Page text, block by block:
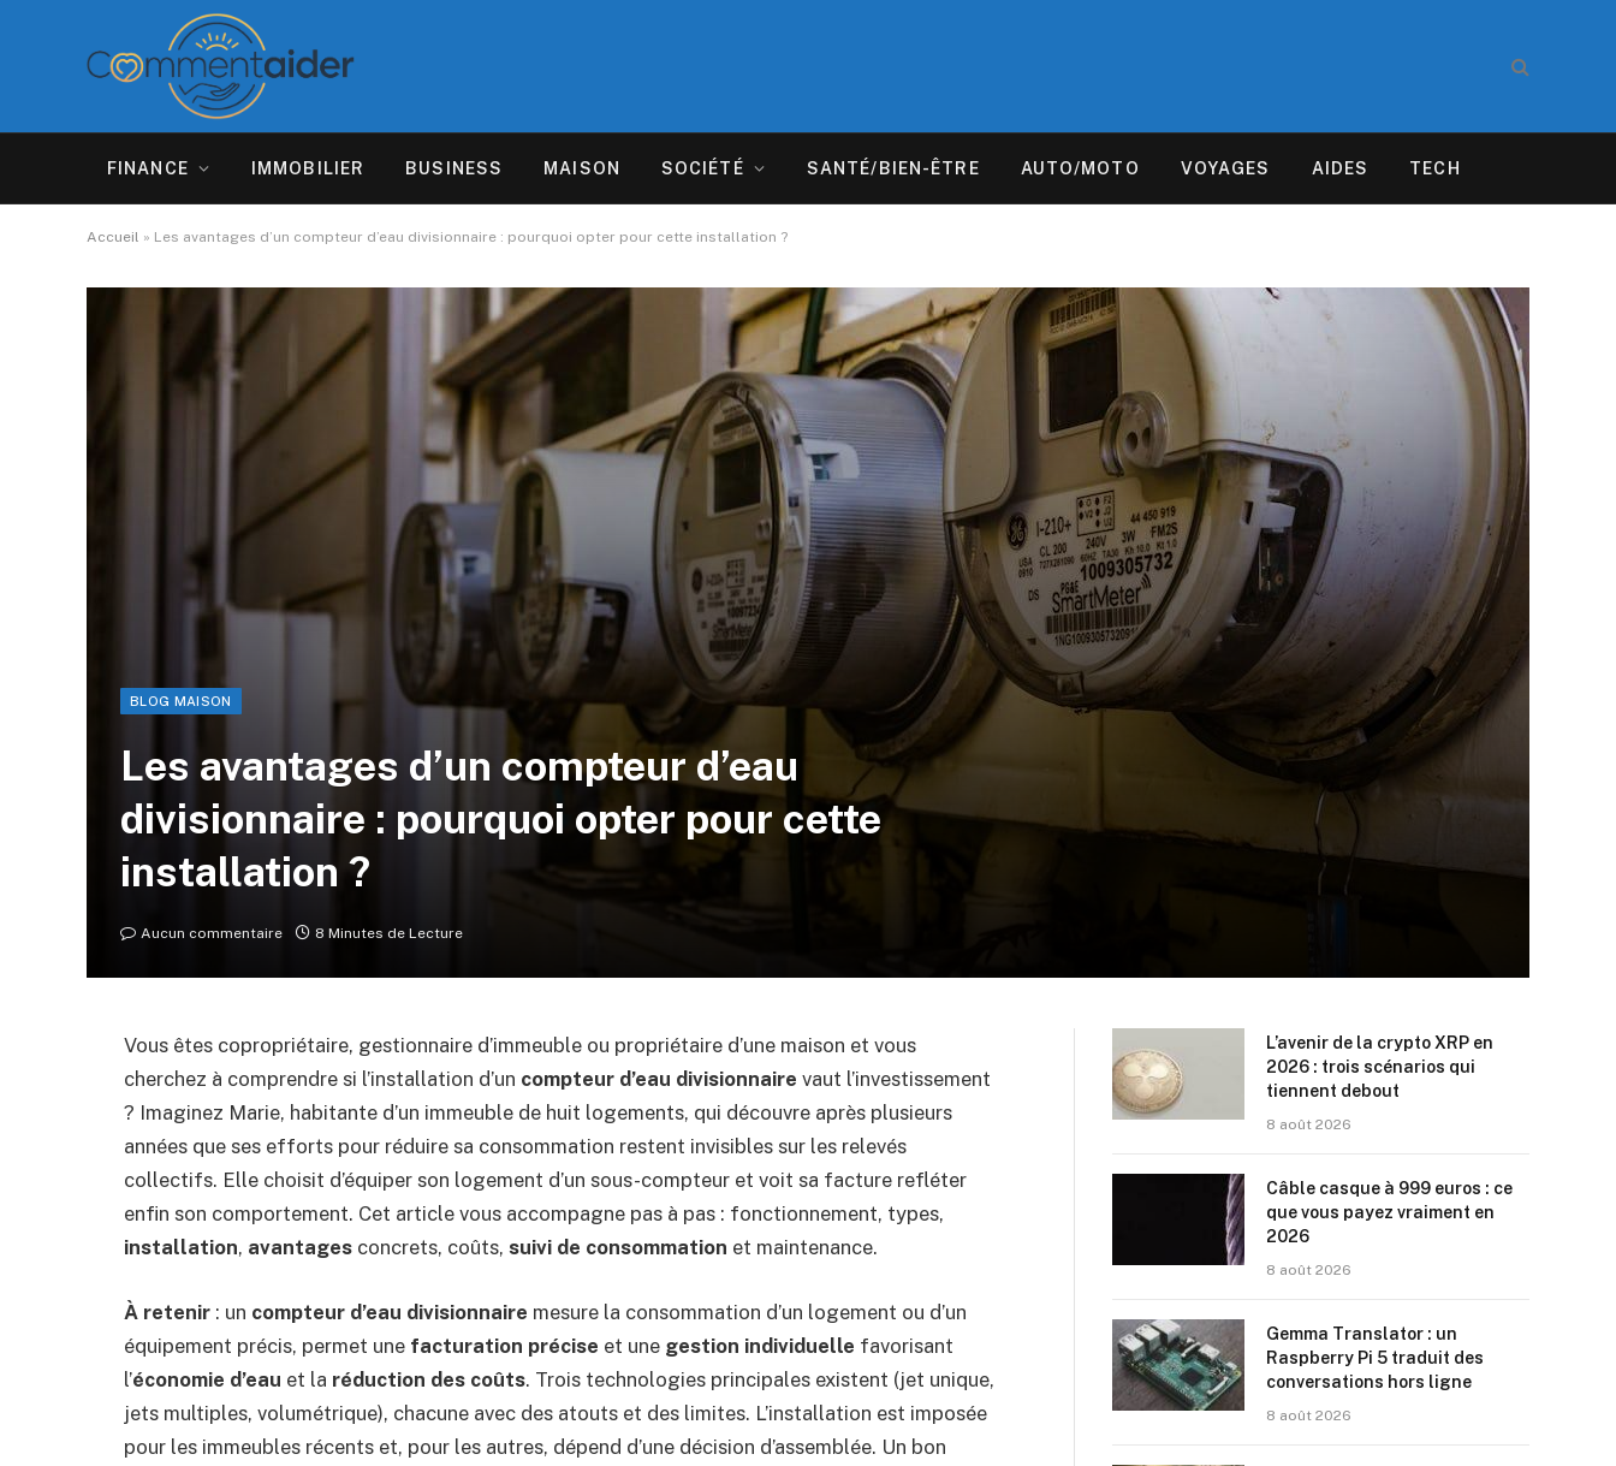
FINANCE IMMOBILIER BUSINESS MAISON SOCIÉTÉ SANTÉ/BIEN-ÊTRE AUTO/MOTO VOYAGES AIDES TECH
Accueil » Les avantages d’un compteur d’eau divisionnaire : pourquoi opter pour cette installation ?
BLOG MAISON
Les avantages d’un compteur d’eau
divisionnaire : pourquoi opter pour cette
installation ?
Aucun commentaire 8 Minutes de Lecture
Vous êtes copropriétaire, gestionnaire d’immeuble ou propriétaire d’une maison et vous
cherchez à comprendre si l’installation d’un compteur d’eau divisionnaire vaut l’investissement
? Imaginez Marie, habitante d’un immeuble de huit logements, qui découvre après plusieurs
années que ses efforts pour réduire sa consommation restent invisibles sur les relevés
collectifs. Elle choisit d’équiper son logement d’un sous-compteur et voit sa facture refléter
enfin son comportement. Cet article vous accompagne pas à pas : fonctionnement, types,
installation, avantages concrets, coûts, suivi de consommation et maintenance.
À retenir : un compteur d’eau divisionnaire mesure la consommation d’un logement ou d’un
équipement précis, permet une facturation précise et une gestion individuelle favorisant
l’économie d’eau et la réduction des coûts. Trois technologies principales existent (jet unique,
jets multiples, volumétrique), chacune avec des atouts et des limites. L’installation est imposée
pour les immeubles récents et, pour les autres, dépend d’une décision d’assemblée. Un bon
L’avenir de la crypto XRP en
2026 : trois scénarios qui
tiennent debout
8 août 2026
Câble casque à 999 euros : ce
que vous payez vraiment en
2026
8 août 2026
Gemma Translator : un
Raspberry Pi 5 traduit des
conversations hors ligne
8 août 2026